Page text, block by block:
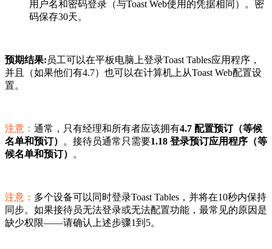
用户名和密码登录（与Toast Web使用的凭据相同）。密
码保存30天。
预期结果: 员工可以在平板电脑上登录Toast Tables应用程序，
并且（如果他们有4.7）也可以在计算机上从Toast Web配置设
置。
注意： 通常，只有经理和所有者应该拥有4.7 配置预订（等候
名单和预订）
。接待员通常只需要1.18 登录预订应用程序（等
候名单和预订）
。
注意： 多个设备可以同时登录Toast Tables，并将在10秒内保持
同步。如果接待员无法登录或无法配置功能，最常见的原因是
缺少权限——请确认上述步骤1到5。